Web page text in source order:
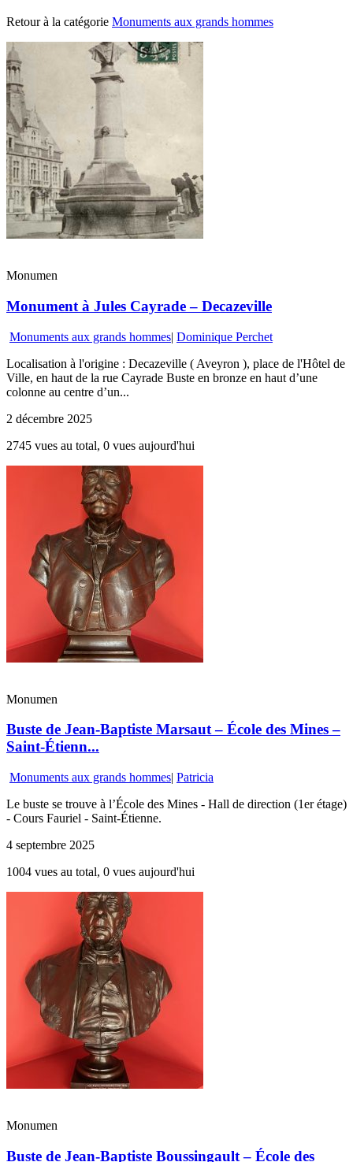
Retour à la catégorie Monuments aux grands hommes
Monumen
Monument à Jules Cayrade – Decazeville
Monuments aux grands hommes| Dominique Perchet
Localisation à l'origine : Decazeville ( Aveyron ), place de l'Hôtel de
Ville, en haut de la rue Cayrade Buste en bronze en haut d’une
colonne au centre d’un...
2 décembre 2025
2745 vues au total, 0 vues aujourd'hui
Monumen
Buste de Jean-Baptiste Marsaut – École des Mines –
Saint-Étienn...
Monuments aux grands hommes| Patricia
Le buste se trouve à l’École des Mines - Hall de direction (1er étage)
- Cours Fauriel - Saint-Étienne.
4 septembre 2025
1004 vues au total, 0 vues aujourd'hui
Monumen
Buste de Jean-Baptiste Boussingault – École des